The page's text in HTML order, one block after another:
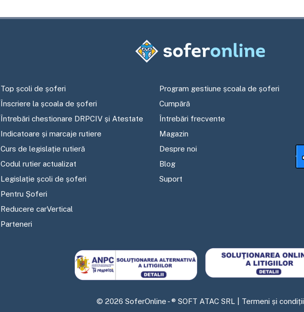
Top școli de șoferi
Înscriere la școala de șoferi
Întrebări chestionare DRPCIV și Atestate
Indicatoare și marcaje rutiere
Curs de legislație rutieră
Codul rutier actualizat
Legislație școli de șoferi
Pentru Șoferi
Reducere carVertical
Parteneri
Program gestiune școala de șoferi
Cumpără
Întrebări frecvente
Magazin
Despre noi
Blog
Suport
© 2026 SoferOnline - ® SOFT ATAC SRL | Termeni și condiții